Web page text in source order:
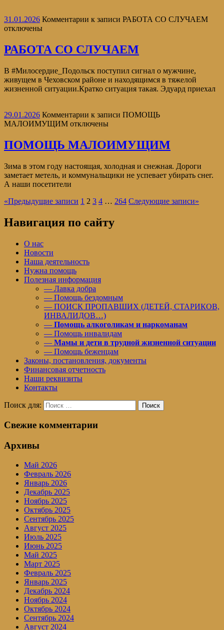
31.01.2026 Комментарии к записи РАБОТА СО СЛУЧАЕМ
отключены
РАБОТА СО СЛУЧАЕМ
В #Милосердие_Подольск поступил сигнал о мужчине,
живущем в Чеховском районе и находящимся в тяжелой
жизненной ситуации.Кратко ситуация такая. Эдуард приехал
29.01.2026 Комментарии к записи ПОМОЩЬ
МАЛОИМУЩИМ отключены
ПОМОЩЬ МАЛОИМУЩИМ
Зима в этом году настоящая, холодная и снежная. Дороги
заметает метель, и коммунальщики не успевает убирать снег.
А наши посетители
«Предыдущие записи 1 2 3 4 … 264 Следующие записи»
Навигация по сайту
О нас
Новости
Наша деятельность
Нужна помощь
Полезная информация
— Лавка добра
— Помощь бездомным
— ПОИСК ПРОПАВШИХ (ДЕТЕЙ, СТАРИКОВ,
ИНВАЛИДОВ…)
— Помощь алкоголикам и наркоманам
— Помощь инвалидам
— Мамы и дети в трудной жизненной ситуации
— Помощь беженцам
Законы, постановления, документы
Финансовая отчетность
Наши реквизиты
Контакты
Поиск для: Поиск
Свежие комментарии
Архивы
Май 2026
Февраль 2026
Январь 2026
Декабрь 2025
Ноябрь 2025
Октябрь 2025
Сентябрь 2025
Август 2025
Июль 2025
Июнь 2025
Май 2025
Март 2025
Февраль 2025
Январь 2025
Декабрь 2024
Ноябрь 2024
Октябрь 2024
Сентябрь 2024
Август 2024